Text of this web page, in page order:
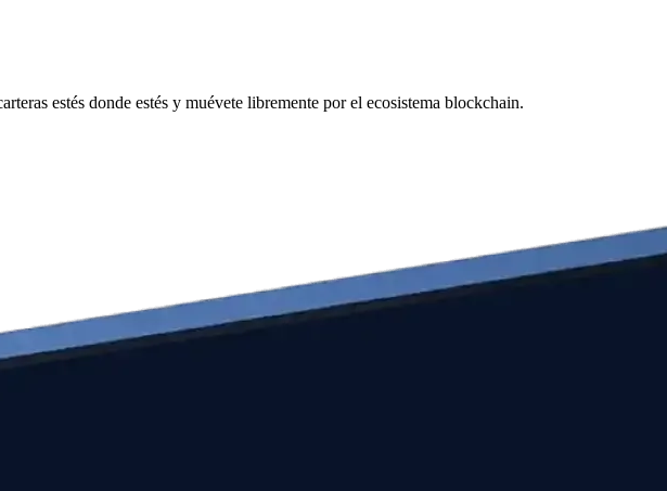
estés donde estés y muévete libremente por el ecosistema blockchain.